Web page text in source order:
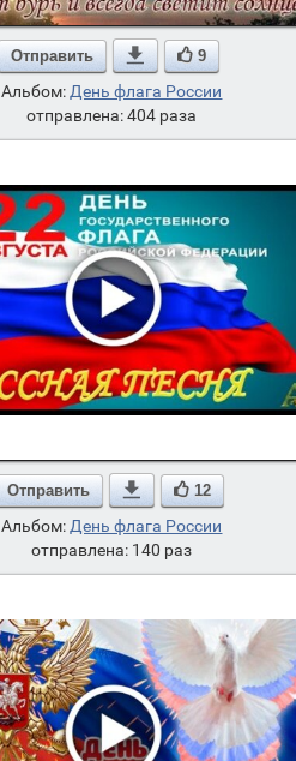
Отправить  9
Альбом: День флага России
отправлена: 404 раза
Отправить  12
Альбом: День флага России
отправлена: 140 раз